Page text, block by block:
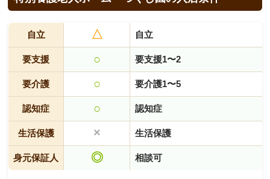
自立 △ 自立
要支援 ○ 要支援1〜2
要介護 ○ 要介護1〜5
認知症 ○ 認知症
生活保護 × 生活保護
身元保証人 ◎ 相談可